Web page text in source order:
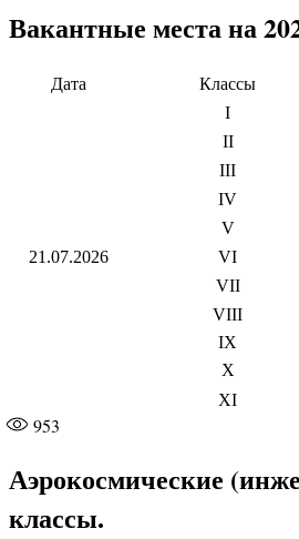
Вакантные места на
Дата Классы
21.07.2026
I
II
III
IV
V
VI
VII
VIII
IX
X
XI
953
Аэрокосмические
классы.